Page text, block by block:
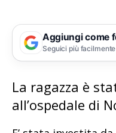
Aggiungi come
Seguici più
La ragazza è
all’ospedale di